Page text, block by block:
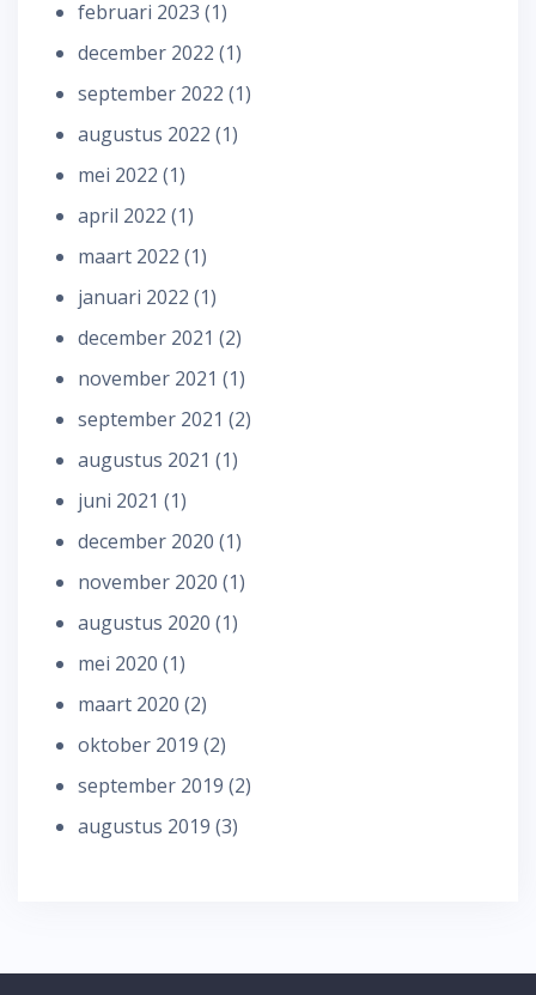
februari 2023 (1)
december 2022 (1)
september 2022 (1)
augustus 2022 (1)
mei 2022 (1)
april 2022 (1)
maart 2022 (1)
januari 2022 (1)
december 2021 (2)
november 2021 (1)
september 2021 (2)
augustus 2021 (1)
juni 2021 (1)
december 2020 (1)
november 2020 (1)
augustus 2020 (1)
mei 2020 (1)
maart 2020 (2)
oktober 2019 (2)
september 2019 (2)
augustus 2019 (3)